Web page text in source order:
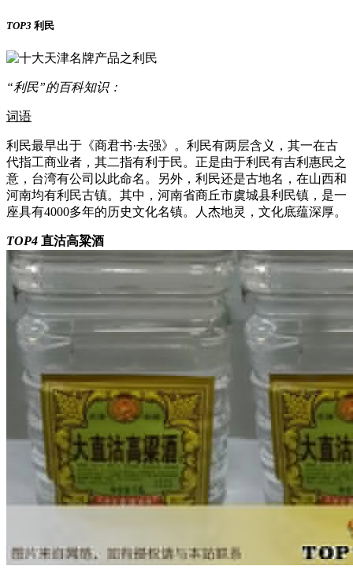
TOP3 利民
“利民”的百科知识：
词语
利民最早出于《商君书·去强》。利民有两层含义，其一在古
代指工商业者，其二指有利于民。正是由于利民有吉利惠民之
意，台湾有公司以此命名。另外，利民还是古地名，在山西和
河南均有利民古镇。其中，河南省商丘市虞城县利民镇，是一
座具有4000多年的历史文化名镇。人杰地灵，文化底蕴深厚。
TOP4 直沽高粱酒